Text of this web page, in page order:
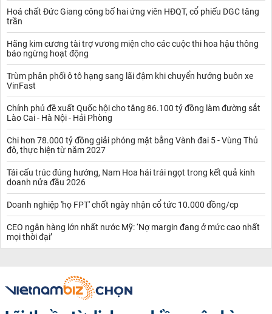
Hoá chất Đức Giang công bố hai ứng viên HĐQT, cổ phiếu DGC tăng
trần
Hãng kim cương tài trợ vương miện cho các cuộc thi hoa hậu thông
báo ngừng hoạt động
Trùm phân phối ô tô hạng sang lãi đậm khi chuyển hướng buôn xe
VinFast
Chính phủ đề xuất Quốc hội cho tăng 86.100 tỷ đồng làm đường sắt
Lào Cai - Hà Nội - Hải Phòng
Chi hơn 78.000 tỷ đồng giải phóng mặt bằng Vành đai 5 - Vùng Thủ
đô, thực hiện từ năm 2027
Tái cấu trúc đúng hướng, Nam Hoa hái trái ngọt trong kết quả kinh
doanh nửa đầu 2026
Doanh nghiệp 'họ FPT' chốt ngày nhận cổ tức 10.000 đồng/cp
CEO ngân hàng lớn nhất nước Mỹ: ‘Nợ margin đang ở mức cao nhất
mọi thời đại’